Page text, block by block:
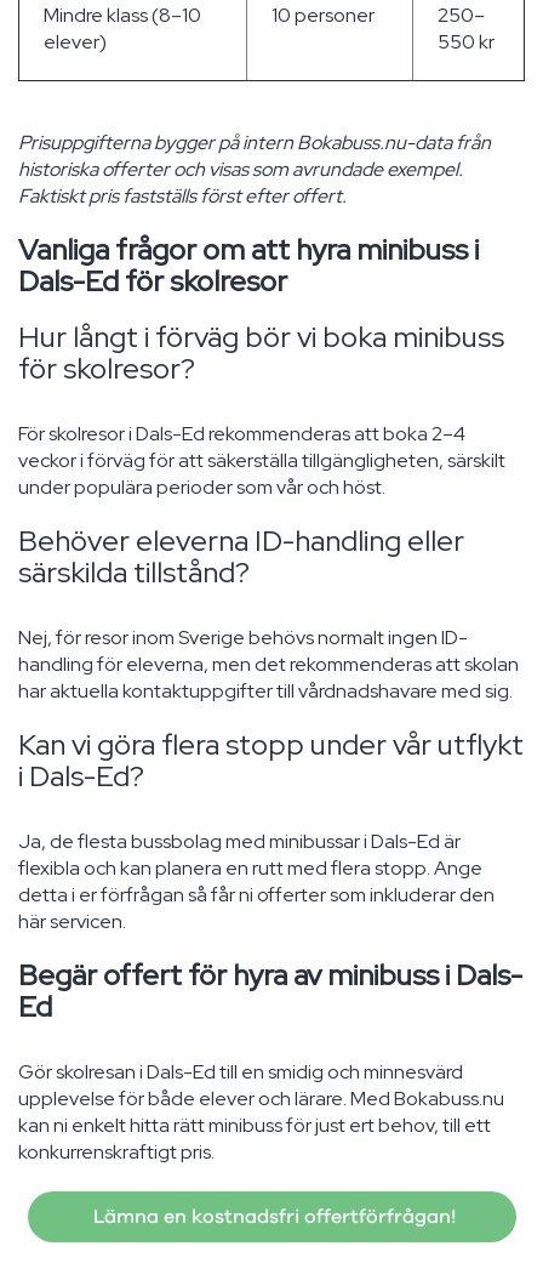
Mindre klass (8–10
elever)
10 personer
250–
550 kr
Prisuppgifterna bygger på intern Bokabuss.nu-data från
historiska offerter och visas som avrundade exempel.
Faktiskt pris fastställs först efter offert.
Vanliga frågor om att hyra minibuss i
Dals-Ed för skolresor
Hur långt i förväg bör vi boka minibuss
för skolresor?
För skolresor i Dals-Ed rekommenderas att boka 2–4
veckor i förväg för att säkerställa tillgängligheten, särskilt
under populära perioder som vår och höst.
Behöver eleverna ID-handling eller
särskilda tillstånd?
Nej, för resor inom Sverige behövs normalt ingen ID-
handling för eleverna, men det rekommenderas att skolan
har aktuella kontaktuppgifter till vårdnadshavare med sig.
Kan vi göra flera stopp under vår utflykt
i Dals-Ed?
Ja, de flesta bussbolag med minibussar i Dals-Ed är
flexibla och kan planera en rutt med flera stopp. Ange
detta i er förfrågan så får ni offerter som inkluderar den
här servicen.
Begär offert för hyra av minibuss i Dals-
Ed
Gör skolresan i Dals-Ed till en smidig och minnesvärd
upplevelse för både elever och lärare. Med Bokabuss.nu
kan ni enkelt hitta rätt minibuss för just ert behov, till ett
konkurrenskraftigt pris.
Lämna en kostnadsfri offertförfrågan!